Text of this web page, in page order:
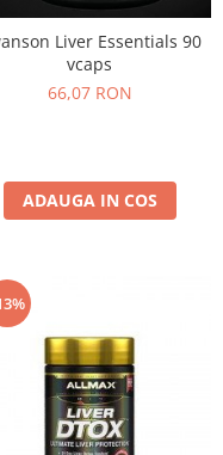
Liver Essentials 90
vcaps
66,07 RON
ADAUGA IN COS